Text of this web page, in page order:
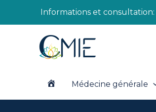
Informations et consultation:
A
Médecine générale